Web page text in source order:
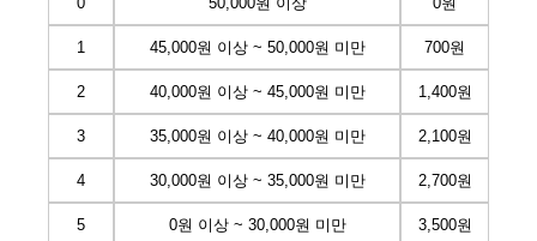
1 45,000원 이상 ~ 50,000원 미만 700원
2 40,000원 이상 ~ 45,000원 미만 1,400원
3 35,000원 이상 ~ 40,000원 미만 2,100원
4 30,000원 이상 ~ 35,000원 미만 2,700원
5 0원 이상 ~ 30,000원 미만 3,500원